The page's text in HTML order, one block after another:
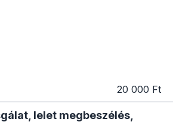
20 000 Ft
lelet megbeszélés,